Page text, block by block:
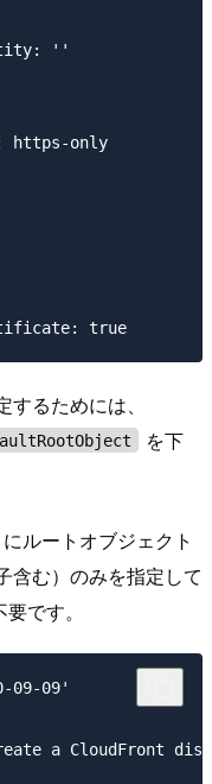
''
https-only
るためには、
を下
ルートオブジェクト
含む）のみを指定して
です。
09-09'
a CloudFront